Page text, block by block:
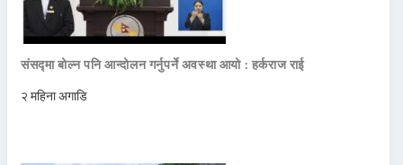
संसद्मा बोल्न पनि आन्दोलन गर्नुपर्ने अवस्था आयो : हर्कराज राई
२ महिना अगाडि